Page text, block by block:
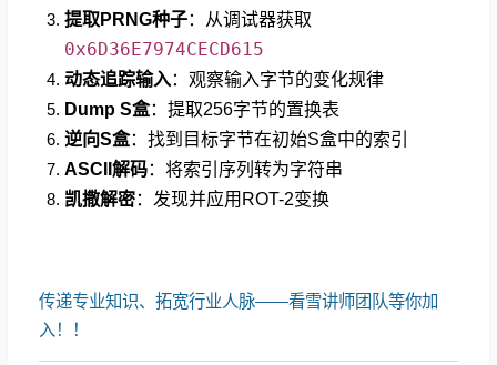
提取PRNG种子：从调试器获取
0x6D36E7974CECD615
动态追踪输入：观察输入字节的变化规律
Dump S盒：提取256字节的置换表
逆向S盒：找到目标字节在初始S盒中的索引
ASCII解码：将索引序列转为字符串
凯撒解密：发现并应用ROT-2变换
传递专业知识、拓宽行业人脉——看雪讲师团队等你加
入！！